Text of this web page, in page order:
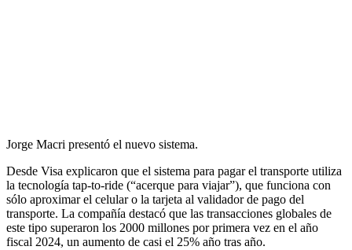
Jorge Macri presentó el nuevo sistema.
Desde Visa explicaron que el sistema para pagar el transporte utiliza
la tecnología tap-to-ride (“acerque para viajar”), que funciona con
sólo aproximar el celular o la tarjeta al validador de pago del
transporte. La compañía destacó que las transacciones globales de
este tipo superaron los 2000 millones por primera vez en el año
fiscal 2024, un aumento de casi el 25% año tras año.